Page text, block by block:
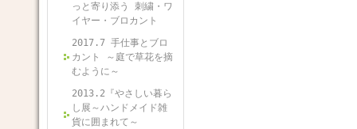
っと寄り添う 刺繍・ワ
イヤー・ブロカント
2017.7 手仕事とブロ
カント ～庭で草花を摘
むように～
2013.2『やさしい暮ら
し展～ハンドメイド雑
貨に囲まれて～